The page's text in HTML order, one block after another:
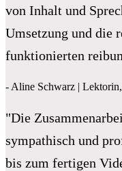
von Inhalt und
Umsetzung und die
funktionierten
- Aline Schwarz |
"Die
sympathisch und
bis zum fertigen